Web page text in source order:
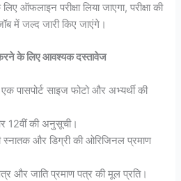
लिए ऑफलाइन परीक्षा लिया जाएगा, परीक्षा की
में जल्द जारी किए जाएंगे।
के लिए आवश्यक दस्तावेज
पासपोर्ट साइज फोटो और अभ्यर्थी की
12वीं की अनुसूची।
और डिग्री की ओरिजिनल प्रमाण
और जाति प्रमाण पत्र की मूल प्रति।